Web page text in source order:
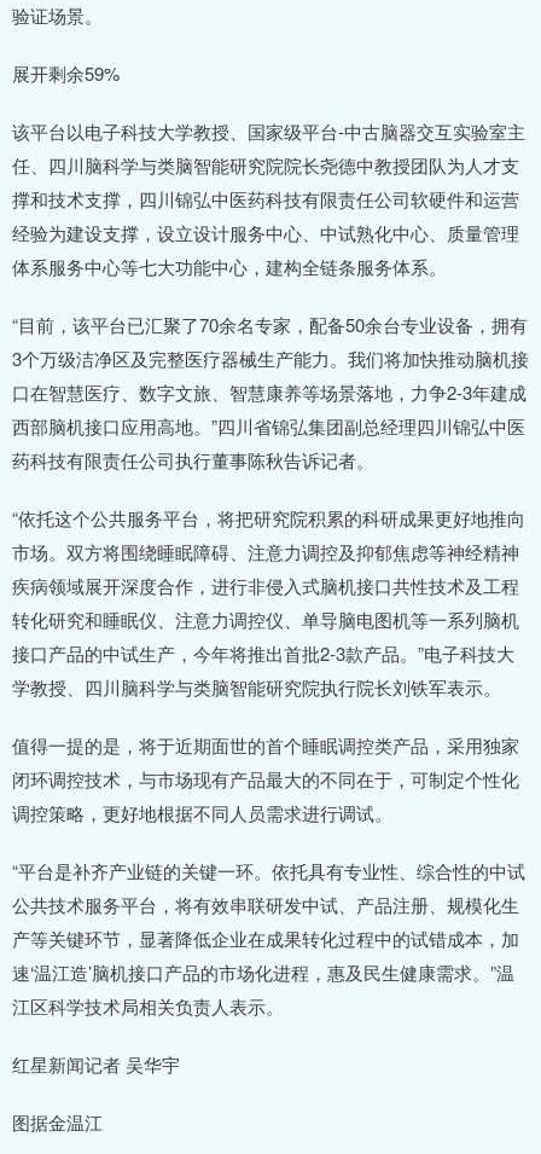
验证场景。
展开剩余59%
该平台以电子科技大学教授、国家级平台-中古脑器交互实验室主
任、四川脑科学与类脑智能研究院院长尧德中教授团队为人才支
撑和技术支撑，四川锦弘中医药科技有限责任公司软硬件和运营
经验为建设支撑，设立设计服务中心、中试熟化中心、质量管理
体系服务中心等七大功能中心，建构全链条服务体系。
“目前，该平台已汇聚了70余名专家，配备50余台专业设备，拥有
3个万级洁净区及完整医疗器械生产能力。我们将加快推动脑机接
口在智慧医疗、数字文旅、智慧康养等场景落地，力争2-3年建成
西部脑机接口应用高地。”四川省锦弘集团副总经理四川锦弘中医
药科技有限责任公司执行董事陈秋告诉记者。
“依托这个公共服务平台，将把研究院积累的科研成果更好地推向
市场。双方将围绕睡眠障碍、注意力调控及抑郁焦虑等神经精神
疾病领域展开深度合作，进行非侵入式脑机接口共性技术及工程
转化研究和睡眠仪、注意力调控仪、单导脑电图机等一系列脑机
接口产品的中试生产，今年将推出首批2-3款产品。”电子科技大
学教授、四川脑科学与类脑智能研究院执行院长刘铁军表示。
值得一提的是，将于近期面世的首个睡眠调控类产品，采用独家
闭环调控技术，与市场现有产品最大的不同在于，可制定个性化
调控策略，更好地根据不同人员需求进行调试。
“平台是补齐产业链的关键一环。依托具有专业性、综合性的中试
公共技术服务平台，将有效串联研发中试、产品注册、规模化生
产等关键环节，显著降低企业在成果转化过程中的试错成本，加
速‘温江造’脑机接口产品的市场化进程，惠及民生健康需求。”温
江区科学技术局相关负责人表示。
红星新闻记者 吴华宇
图据金温江